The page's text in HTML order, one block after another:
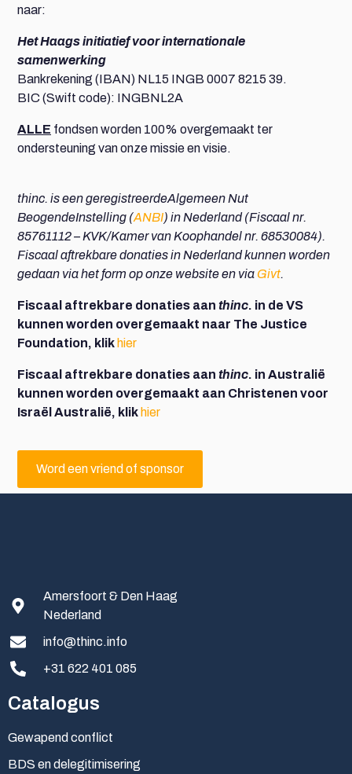
naar:
Het Haags initiatief voor internationale
samenwerking
Bankrekening (IBAN) NL15 INGB 0007 8215 39.
BIC (Swift code): INGBNL2A
ALLE fondsen worden 100% overgemaakt ter
ondersteuning van onze missie en visie.
thinc. is een geregistreerdeAlgemeen Nut
BeogendeInstelling (ANBI) in Nederland (Fiscaal nr.
85761112 – KVK/Kamer van Koophandel nr. 68530084).
Fiscaal aftrekbare donaties in Nederland kunnen worden
gedaan via het form op onze website en via Givt.
Fiscaal aftrekbare donaties aan thinc. in de VS
kunnen worden overgemaakt naar The Justice
Foundation, klik hier
Fiscaal aftrekbare donaties aan thinc. in Australië
kunnen worden overgemaakt aan Christenen voor
Israël Australië, klik hier
Word een vriend of sponsor
Amersfoort & Den Haag
Nederland
info@thinc.info
+31 622 401 085
Catalogus
Gewapend conflict
BDS en delegitimisering